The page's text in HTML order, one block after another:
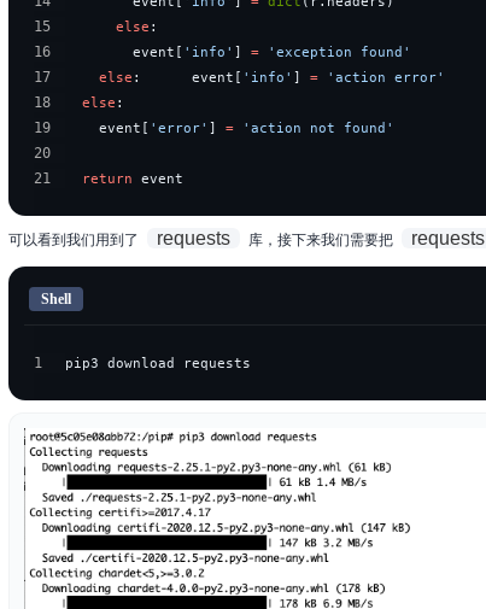
15 else :
16
        event
[ 'info' ] = 'exception found'
17 else :
      event
[ 'info' ] = 'action error'
18 else :
19
    event
[ 'error' ] = 'action not found'
20
21
return event
可以看到我们用到了 requests 库，接下来我们需要把 requests
Shell
1 pip3 download requests